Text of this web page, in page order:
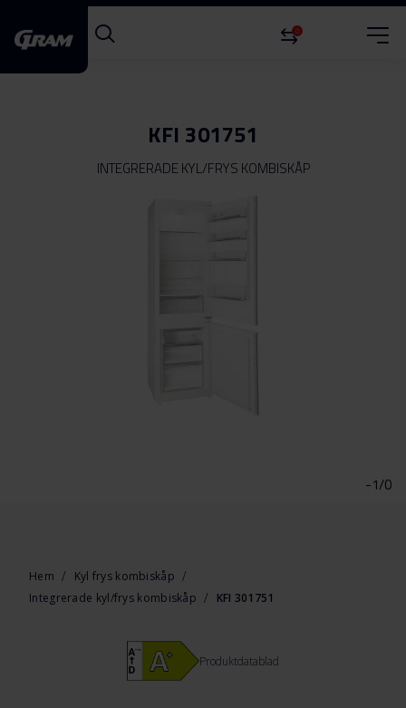
0
KFI 301751
INTEGRERADE KYL/FRYS KOMBISKÅP
-1/0
Hem
Kyl frys kombiskåp
Integrerade kyl/frys kombiskåp
KFI 301751
Produktdatablad